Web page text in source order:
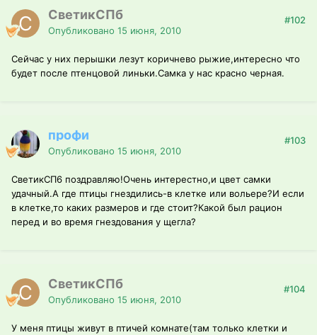
СветикСПб
Опубликовано 15 июня, 2010
#102
Сейчас у них перышки лезут коричнево рыжие,интересно что
будет после птенцовой линьки.Самка у нас красно черная.
профи
Опубликовано 15 июня, 2010
#103
СветикСП6 поздравляю!Очень интерестно,и цвет самки
удачный.А где птицы гнездились-в клетке или вольере?И если
в клетке,то каких размеров и где стоит?Какой был рацион
перед и во время гнездования у щегла?
СветикСПб
Опубликовано 15 июня, 2010
#104
У меня птицы живут в птичей комнате(там только клетки и